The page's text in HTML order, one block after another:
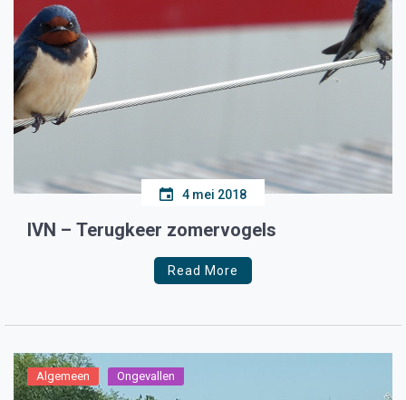
4 mei 2018
IVN – Terugkeer zomervogels
Read More
Algemeen Ongevallen